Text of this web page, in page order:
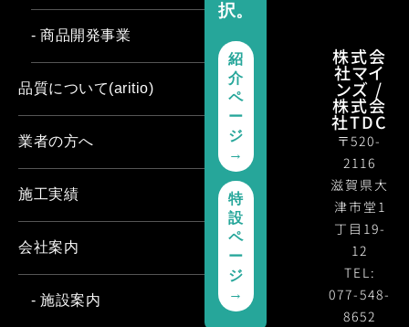
株式会
社マイ
ンズ /
株式会
社TDC
〒520-
2116
滋賀県大
津市堂1
丁目19-
12
TEL:
077-548-
8652
択。
紹
介
ペ
ー
ジ
→
特
設
ペ
ー
ジ
→
- 商品開発事業
品質について(aritio)
業者の方へ
施工実績
会社案内
- 施設案内